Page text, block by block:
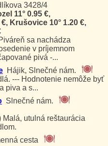
3428/4
11° 0.95 €,
Krušovice 10° 1.20 €,
sa nachádza
v príjemnom
pivá -...
Hájik, Slnečné nám.
--- Hodnotenie nemôže byť
piva a s...
Slnečné nám.
Malá, utulná reštaurácia
cesta